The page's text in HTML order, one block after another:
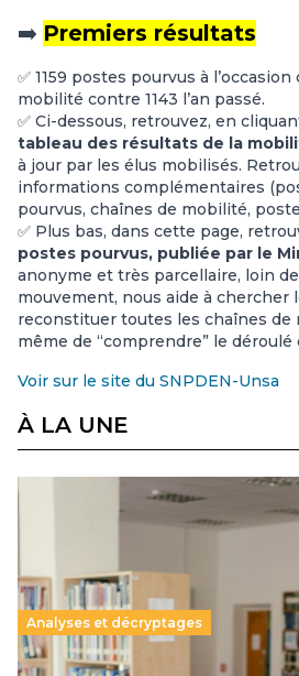
➡️ Premiers résultats
✅ 1159 postes pourvus à
mobilité contre 1143 l’an passé.
✅ Ci-dessous, retrouvez, en
tableau des résultats de la
à jour par les élus mobilisés.
informations complémentaires
pourvus, chaînes de mobilité,
✅ Plus bas, dans cette page,
postes pourvus, publiée par le
anonyme et très parcellaire, loin
mouvement, nous aide à chercher
reconstituer toutes les chaînes de
même de “comprendre” le déroulé
Voir sur le site du SNPDEN-Unsa
À LA UNE
Analyses et décryptages